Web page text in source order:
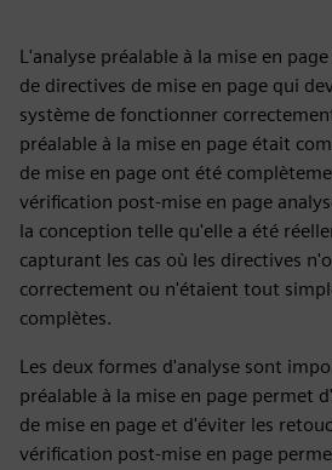
L'analyse préalable à la mise en
de directives de mise en page qui
système de fonctionner
préalable à la mise en page était
de mise en page ont été
vérification post-mise en page
la conception telle qu'elle a été
capturant les cas où les directives
correctement ou n'étaient tout
complètes.
Les deux formes d'analyse sont
préalable à la mise en page permet
de mise en page et d'éviter les
vérification post-mise en page